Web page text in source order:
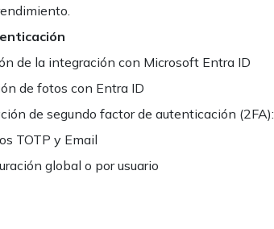
de la integración con Microsoft Entra ID
de fotos con Entra ID
de segundo factor de autenticación (2FA):
TOTP y Email
global o por usuario